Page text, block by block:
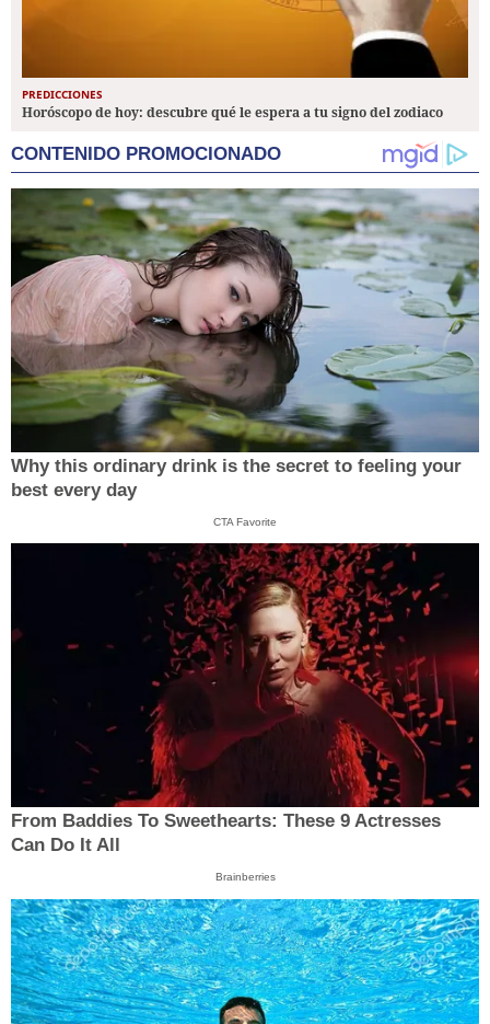
PREDICCIONES
Horóscopo de hoy: descubre qué le espera a tu signo del zodiaco
CONTENIDO PROMOCIONADO
Why this ordinary drink is the secret to feeling your
best every day
CTA Favorite
From Baddies To Sweethearts: These 9 Actresses
Can Do It All
Brainberries